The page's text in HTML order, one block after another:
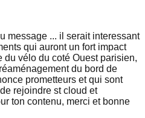
message ... il serait interessant
qui auront un fort impact
vélo du coté Ouest parisien,
du bord de
prometteurs et qui sont
rejoindre st cloud et
ton contenu, merci et bonne